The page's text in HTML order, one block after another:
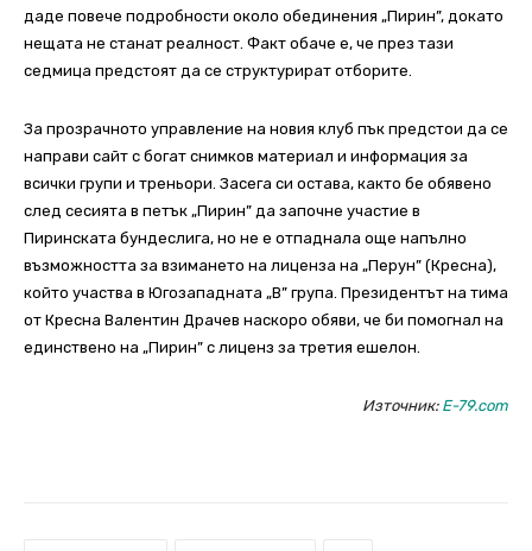
даде повече подробности около обединения „Пирин”, докато
нещата не станат реалност. Факт обаче е, че през тази
седмица предстоят да се структурират отборите.
За прозрачното управление на новия клуб пък предстои да се
направи сайт с богат снимков материал и информация за
всички групи и треньори. Засега си остава, както бе обявено
след сесията в петък „Пирин” да започне участие в
Пиринската бундеслига, но не е отпаднала още напълно
възможността за взимането на лиценза на „Перун” (Кресна),
който участва в Югозападната „В” група. Президентът на тима
от Кресна Валентин Драчев наскоро обяви, че би помогнал на
единствено на „Пирин” с лиценз за третия ешелон.
Източник: E-79.com